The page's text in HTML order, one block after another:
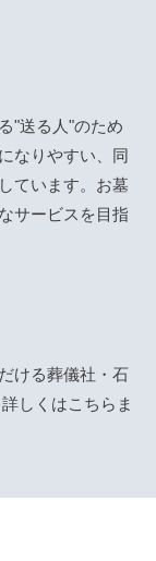
"送る人"のため
なりやすい、同
ています。お墓
サービスを目指
ける葬儀社・石
しくはこちら ま